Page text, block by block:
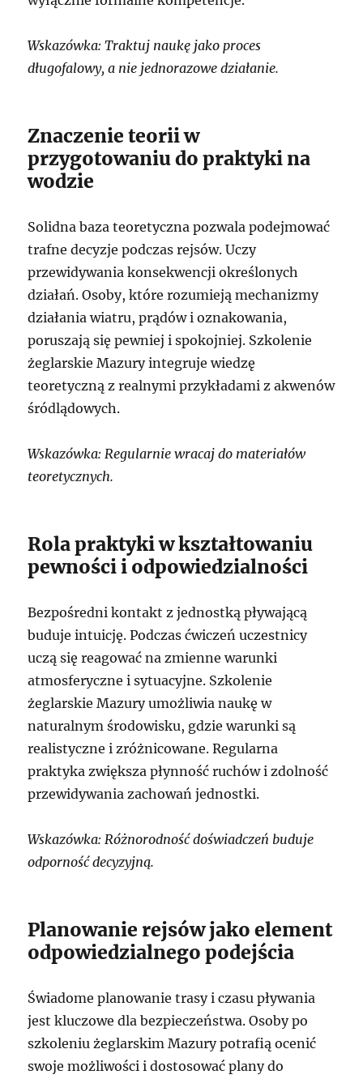
Wskazówka: Traktuj naukę jako proces
długofalowy, a nie jednorazowe działanie.
Znaczenie teorii w
przygotowaniu do praktyki na
wodzie
Solidna baza teoretyczna pozwala podejmować
trafne decyzje podczas rejsów. Uczy
przewidywania konsekwencji określonych
działań. Osoby, które rozumieją mechanizmy
działania wiatru, prądów i oznakowania,
poruszają się pewniej i spokojniej. Szkolenie
żeglarskie Mazury integruje wiedzę
teoretyczną z realnymi przykładami z akwenów
śródlądowych.
Wskazówka: Regularnie wracaj do materiałów
teoretycznych.
Rola praktyki w kształtowaniu
pewności i odpowiedzialności
Bezpośredni kontakt z jednostką pływającą
buduje intuicję. Podczas ćwiczeń uczestnicy
uczą się reagować na zmienne warunki
atmosferyczne i sytuacyjne. Szkolenie
żeglarskie Mazury umożliwia naukę w
naturalnym środowisku, gdzie warunki są
realistyczne i zróżnicowane. Regularna
praktyka zwiększa płynność ruchów i zdolność
przewidywania zachowań jednostki.
Wskazówka: Różnorodność doświadczeń buduje
odporność decyzyjną.
Planowanie rejsów jako element
odpowiedzialnego podejścia
Świadome planowanie trasy i czasu pływania
jest kluczowe dla bezpieczeństwa. Osoby po
szkoleniu żeglarskim Mazury potrafią ocenić
swoje możliwości i dostosować plany do